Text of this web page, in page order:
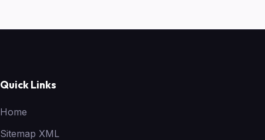
Quick Links
Home
Sitemap XML